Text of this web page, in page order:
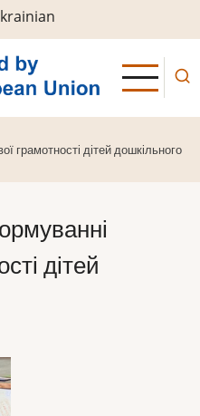
грамотності дітей дошкільного
дітей